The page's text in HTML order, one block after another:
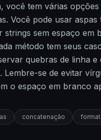
você tem várias
Você pode usar
strings sem espaço em
método tem seus
quebras de linha
Lembre-se de evitar
o espaço em branco
concatenação